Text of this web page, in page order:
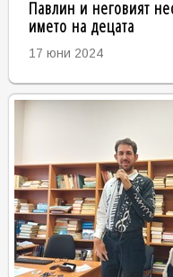
Павлин и неговият
името на децата
17 юни 2024